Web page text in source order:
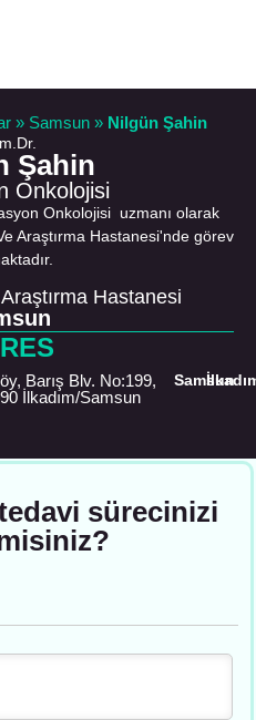
» Samsun » Nilgün Şahin
Şahin
Onkolojisi
Onkolojisi uzmanı olarak
Araştırma Hastanesi'nde görev
Hastanesi
Barış Blv. No:199,
İlkadım/Samsun
Samsun
sürecinizi